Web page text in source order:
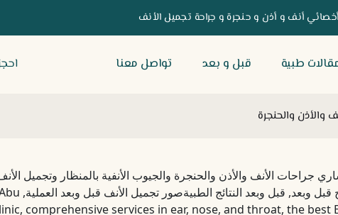
أنف و أذن و حنجرة و جراحة تجميل الأنف
طبية قبل و بعد تواصل معنا
والأذن والحنجرة